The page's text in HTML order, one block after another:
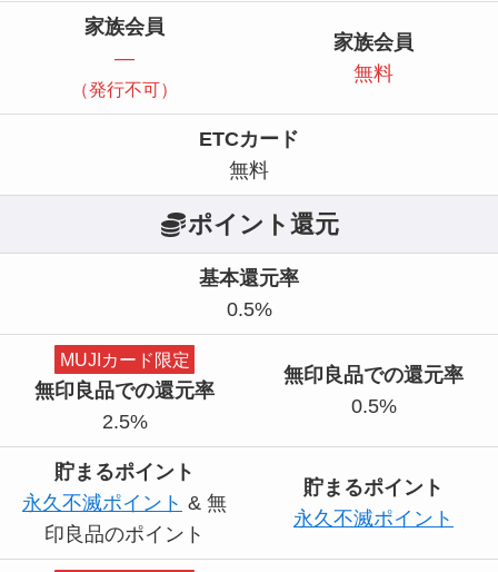
家族会員
—
（発行不可）
家族会員
無料
ETCカード
無料
ポイント還元
基本還元率
0.5%
MUJIカード限定
無印良品での還元率
2.5%
無印良品での還元率
0.5%
貯まるポイント
永久不滅ポイント & 無
印良品のポイント
貯まるポイント
永久不滅ポイント